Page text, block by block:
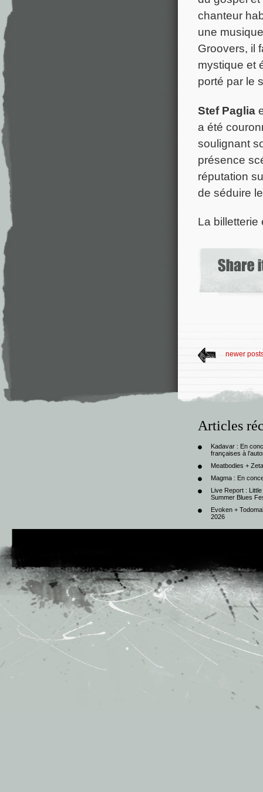
chanteur
une
Groovers, il
mystique et
porté par le
Stef Paglia
a été
soulignant
présence
réputation
de séduire
La
newer
Articles
Kadavar : En
françaises à
Meatbodies +
Magma : En
Live Report :
Summer Blues
Evoken +
2026